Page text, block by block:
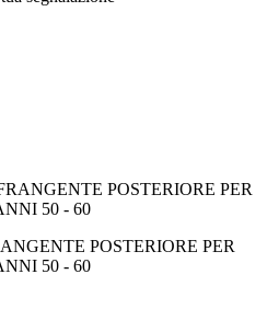
POSTERIORE PER
50 - 60